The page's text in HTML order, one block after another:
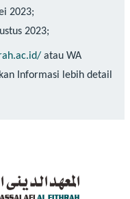
2023;
2023;
atau WA
Informasi lebih detail